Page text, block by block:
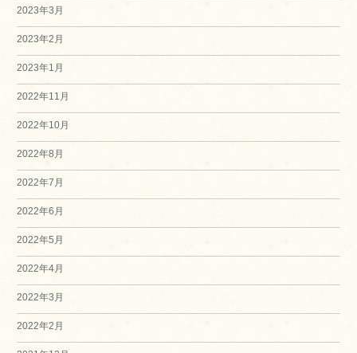
2023年3月
2023年2月
2023年1月
2022年11月
2022年10月
2022年8月
2022年7月
2022年6月
2022年5月
2022年4月
2022年3月
2022年2月